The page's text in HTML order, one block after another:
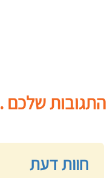
התגובות שלכם
חוות דעת